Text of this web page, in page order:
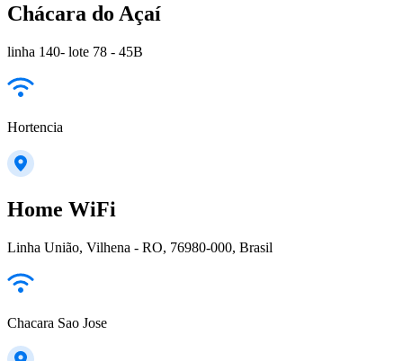
Chácara do Açaí
linha 140- lote 78 - 45B
Hortencia
Home WiFi
Linha União, Vilhena - RO, 76980-000, Brasil
Chacara Sao Jose